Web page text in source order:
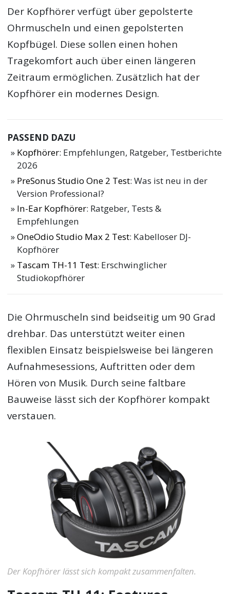
Der Kopfhörer verfügt über gepolsterte
Ohrmuscheln und einen gepolsterten
Kopfbügel. Diese sollen einen hohen
Tragekomfort auch über einen längeren
Zeitraum ermöglichen. Zusätzlich hat der
Kopfhörer ein modernes Design.
PASSEND DAZU
Kopfhörer: Empfehlungen, Ratgeber, Testberichte
2026
PreSonus Studio One 2 Test: Was ist neu in der
Version Professional?
In-Ear Kopfhörer: Ratgeber, Tests &
Empfehlungen
OneOdio Studio Max 2 Test: Kabelloser DJ-
Kopfhörer
Tascam TH-11 Test: Erschwinglicher
Studiokopfhörer
Die Ohrmuscheln sind beidseitig um 90 Grad
drehbar. Das unterstützt weiter einen
flexiblen Einsatz beispielsweise bei längeren
Aufnahmesessions, Auftritten oder dem
Hören von Musik. Durch seine faltbare
Bauweise lässt sich der Kopfhörer kompakt
verstauen.
Der Kopfhörer lässt sich kompakt zusammenfalten.